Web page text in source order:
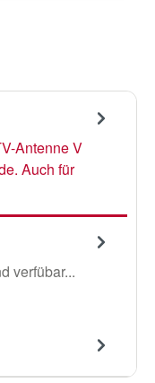
Antenne V
Auch für
verfübar...